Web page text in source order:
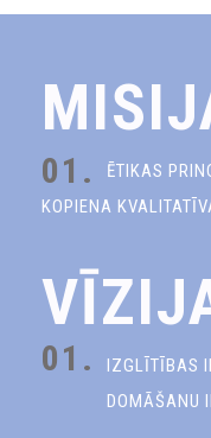
01.
ĒTIKAS
KOPIENA
01.
IZGLĪTĪBAS
DOMĀŠANU